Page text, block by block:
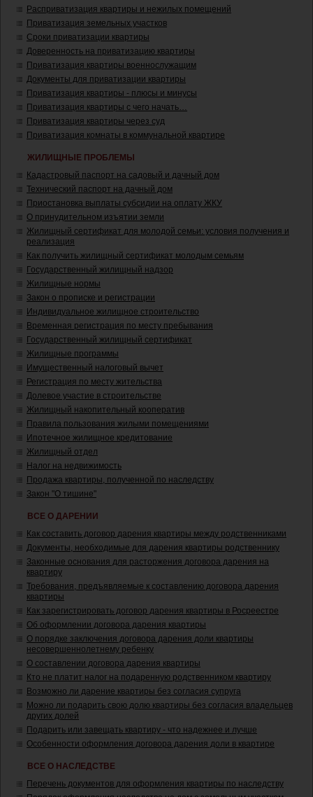
Расприватизация квартиры и нежилых помещений
Приватизация земельных участков
Сроки приватизации квартиры
Доверенность на приватизацию квартиры
Приватизация квартиры военнослужащим
Документы для приватизации квартиры
Приватизация квартиры - плюсы и минусы
Приватизация квартиры с чего начать…
Приватизация квартиры через суд
Приватизация комнаты в коммунальной квартире
ЖИЛИЩНЫЕ ПРОБЛЕМЫ
Кадастровый паспорт на садовый и дачный дом
Технический паспорт на дачный дом
Приостановка выплаты субсидии на оплату ЖКУ
О принудительном изъятии земли
Жилищный сертификат для молодой семьи: условия получения и
реализация
Как получить жилищный сертификат молодым семьям
Государственный жилищный надзор
Жилищные нормы
Закон о прописке и регистрации
Индивидуальное жилищное строительство
Временная регистрация по месту пребывания
Государственный жилищный сертификат
Жилищные программы
Имущественный налоговый вычет
Регистрация по месту жительства
Долевое участие в строительстве
Жилищный накопительный кооператив
Правила пользования жилыми помещениями
Ипотечное жилищное кредитование
Жилищный отдел
Налог на недвижимость
Продажа квартиры, полученной по наследству
Закон "О тишине"
ВСЕ О ДАРЕНИИ
Как составить договор дарения квартиры между родственниками
Документы, необходимые для дарения квартиры родственнику
Законные основания для расторжения договора дарения на
квартиру
Требования, предъявляемые к составлению договора дарения
квартиры
Как зарегистрировать договор дарения квартиры в Росреестре
Об оформлении договора дарения квартиры
О порядке заключения договора дарения доли квартиры
несовершеннолетнему ребенку
О составлении договора дарения квартиры
Кто не платит налог на подаренную родственником квартиру
Возможно ли дарение квартиры без согласия супруга
Можно ли подарить свою долю квартиры без согласия владельцев
других долей
Подарить или завещать квартиру - что надежнее и лучше
Особенности оформления договора дарения доли в квартире
ВСЕ О НАСЛЕДСТВЕ
Перечень документов для оформления квартиры по наследству